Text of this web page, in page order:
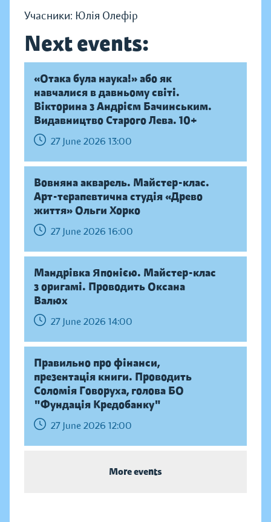
Учасники: Юлія Олефір
Next events:
«Отака була наука!» або як
навчалися в давньому світі.
Вікторина з Андрієм Бачинським.
Видавництво Старого Лева. 10+
27 June 2026 13:00
Вовняна акварель. Майстер-клас.
Арт-терапевтична студія «Древо
життя» Ольги Хорко
27 June 2026 16:00
Мандрівка Японією. Майстер-клас
з оригамі. Проводить Оксана
Валюх
27 June 2026 14:00
Правильно про фінанси,
презентація книги. Проводить
Соломія Говоруха, голова БО
"Фундація Кредобанку"
27 June 2026 12:00
More events